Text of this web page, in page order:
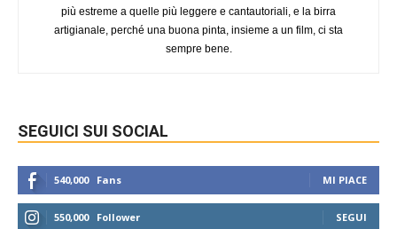
più estreme a quelle più leggere e cantautoriali, e la birra
artigianale, perché una buona pinta, insieme a un film, ci sta
sempre bene.
SEGUICI SUI SOCIAL
540,000 Fans MI PIACE
550,000 Follower SEGUI